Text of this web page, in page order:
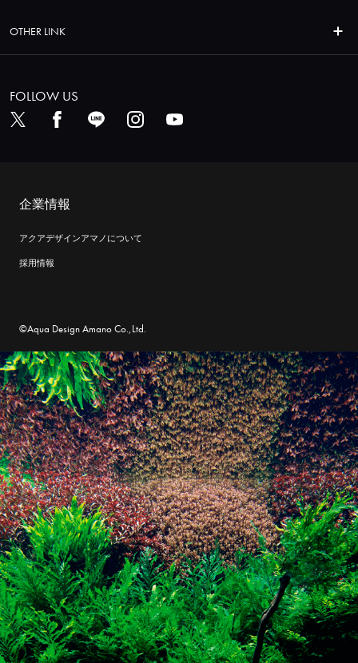
OTHER LINK
FOLLOW US
企業情報
アクアデザインアマノについて
採用情報
©Aqua Design Amano Co.,Ltd.